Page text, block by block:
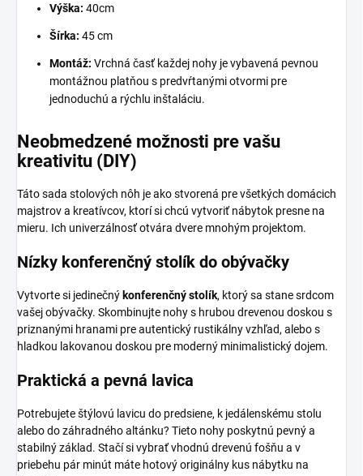
Výška: 40cm
Šírka: 45 cm
Montáž: Vrchná časť každej nohy je vybavená pevnou
montážnou platňou s predvŕtanými otvormi pre
jednoduchú a rýchlu inštaláciu.
Neobmedzené možnosti pre vašu
kreativitu (DIY)
Táto sada stolových nôh je ako stvorená pre všetkých domácich
majstrov a kreatívcov, ktorí si chcú vytvoriť nábytok presne na
mieru. Ich univerzálnosť otvára dvere mnohým projektom.
Nízky konferenčný stolík do obývačky
Vytvorte si jedinečný konferenčný stolík, ktorý sa stane srdcom
vašej obývačky. Skombinujte nohy s hrubou drevenou doskou s
priznanými hranami pre autentický rustikálny vzhľad, alebo s
hladkou lakovanou doskou pre moderný minimalistický dojem.
Praktická a pevná lavica
Potrebujete štýlovú lavicu do predsiene, k jedálenskému stolu
alebo do záhradného altánku? Tieto nohy poskytnú pevný a
stabilný základ. Stačí si vybrať vhodnú drevenú fošňu a v
priebehu pár minút máte hotový originálny kus nábytku na